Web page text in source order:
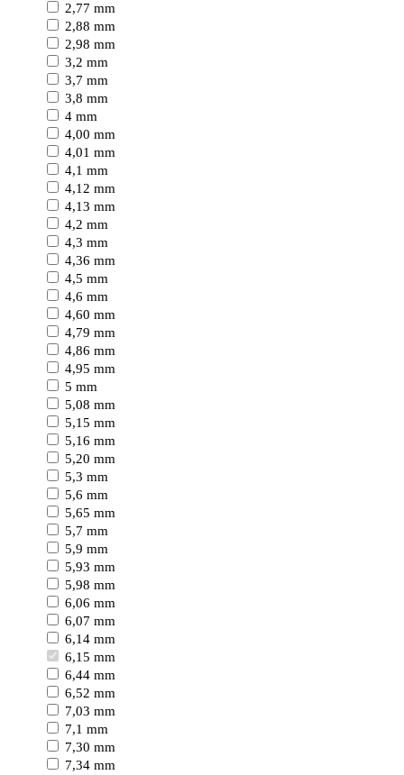
2,77 mm
2,88 mm
2,98 mm
3,2 mm
3,7 mm
3,8 mm
4 mm
4,00 mm
4,01 mm
4,1 mm
4,12 mm
4,13 mm
4,2 mm
4,3 mm
4,36 mm
4,5 mm
4,6 mm
4,60 mm
4,79 mm
4,86 mm
4,95 mm
5 mm
5,08 mm
5,15 mm
5,16 mm
5,20 mm
5,3 mm
5,6 mm
5,65 mm
5,7 mm
5,9 mm
5,93 mm
5,98 mm
6,06 mm
6,07 mm
6,14 mm
6,15 mm
6,44 mm
6,52 mm
7,03 mm
7,1 mm
7,30 mm
7,34 mm